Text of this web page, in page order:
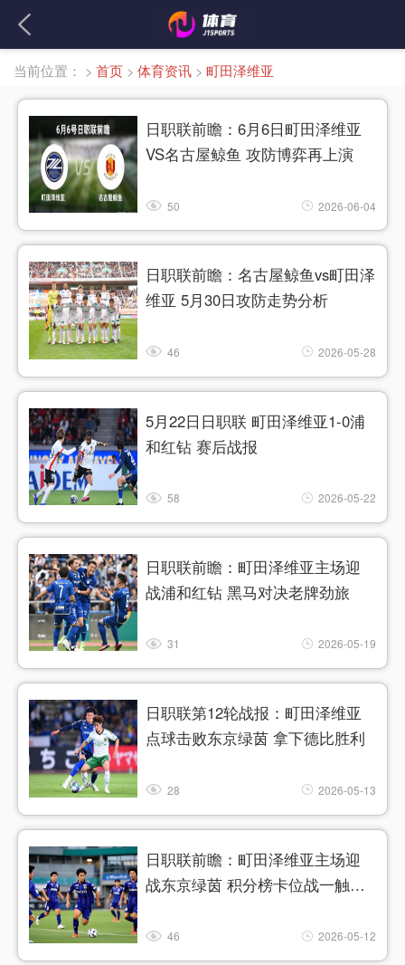
当前位置： > 首页 > 体育资讯 > 町田泽维亚
日职联前瞻：6月6日町田泽维亚
VS名古屋鲸鱼 攻防博弈再上演
50 2026-06-04
日职联前瞻：名古屋鲸鱼vs町田泽
维亚 5月30日攻防走势分析
46 2026-05-28
5月22日日职联 町田泽维亚1-0浦
和红钻 赛后战报
58 2026-05-22
日职联前瞻：町田泽维亚主场迎
战浦和红钻 黑马对决老牌劲旅
31 2026-05-19
日职联第12轮战报：町田泽维亚
点球击败东京绿茵 拿下德比胜利
28 2026-05-13
日职联前瞻：町田泽维亚主场迎
战东京绿茵 积分榜卡位战一触即
46 2026-05-12